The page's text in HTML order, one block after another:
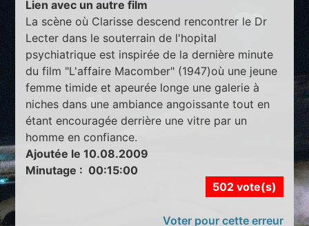
Lien avec un autre film
La scène où Clarisse descend rencontrer le Dr
Lecter dans le souterrain de l'hopital
psychiatrique est inspirée de la dernière minute
du film "L'affaire Macomber" (1947)où une jeune
femme timide et apeurée longe une galerie à
niches dans une ambiance angoissante tout en
étant encouragée derrière une vitre par un
homme en confiance.
Ajoutée le 10.08.2009
Minutage : 00:15:00
502 vote(s)
Voter pour cette erreur